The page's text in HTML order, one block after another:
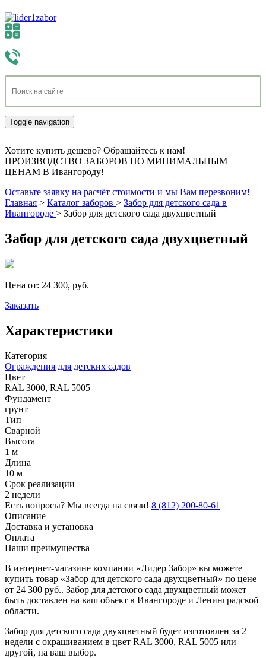
Toggle navigation
Хотите купить дешево? Обращайтесь к нам!
ПРОИЗВОДСТВО ЗАБОРОВ ПО МИНИМАЛЬНЫМ
ЦЕНАМ В Ивангороду!
Оставьте заявку на расчёт стоимости и мы Вам перезвоним!
Главная > Каталог заборов > Забор для детского сада в
Ивангороде > Забор для детского сада двухцветный
Забор для детского сада двухцветный
Цена от: 24 300, руб.
Заказать
Характеристики
Категория
Ограждения для детских садов
Цвет
RAL 3000, RAL 5005
Фундамент
грунт
Тип
Сварной
Высота
1 м
Длина
10 м
Срок реализации
2 недели
Есть вопросы? Мы всегда на связи! 8 (812) 200-80-61
Описание
Доставка и установка
Оплата
Наши преимущества
В интернет-магазине компании «Лидер Забор» вы можете
купить товар «Забор для детского сада двухцветный» по цене
от 24 300 руб.. Забор для детского сада двухцветный может
быть доставлен на ваш объект в Ивангороде и Ленинградской
области.
Забор для детского сада двухцветный будет изготовлен за 2
недели с окрашиванием в цвет RAL 3000, RAL 5005 или
другой, на ваш выбор.